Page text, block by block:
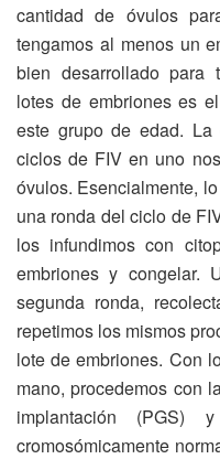
cantidad de óvulos
tengamos al menos un
bien desarrollado para
lotes de embriones es
este grupo de edad.
ciclos de FIV en uno
óvulos. Esencialmente,
una ronda del ciclo de
los infundimos con
embriones y congelar.
segunda ronda,
repetimos los mismos
lote de embriones. Con
mano, procedemos con
implantación (PGS)
cromosómicamente